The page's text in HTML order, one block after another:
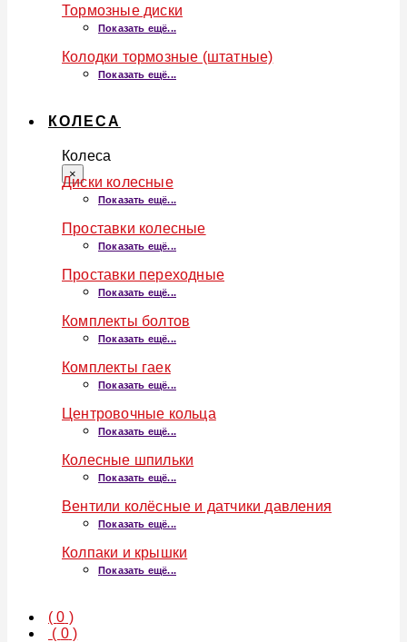
Тормозные диски
Показать ещё...
Колодки тормозные (штатные)
Показать ещё...
КОЛЕСА
Колеса
×
Диски колесные
Показать ещё...
Проставки колесные
Показать ещё...
Проставки переходные
Показать ещё...
Комплекты болтов
Показать ещё...
Комплекты гаек
Показать ещё...
Центровочные кольца
Показать ещё...
Колесные шпильки
Показать ещё...
Вентили колёсные и датчики давления
Показать ещё...
Колпаки и крышки
Показать ещё...
(0 )
( 0)